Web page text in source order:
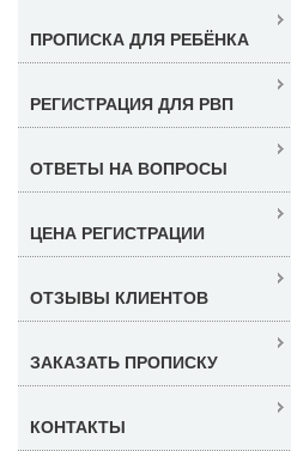
ПРОПИСКА ДЛЯ РЕБЁНКА
РЕГИСТРАЦИЯ ДЛЯ РВП
ОТВЕТЫ НА ВОПРОСЫ
ЦЕНА РЕГИСТРАЦИИ
ОТЗЫВЫ КЛИЕНТОВ
ЗАКАЗАТЬ ПРОПИСКУ
КОНТАКТЫ